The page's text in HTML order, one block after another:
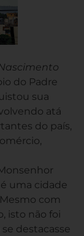
do Padre
sua
atá
do país,
uma cidade
com
isto não foi
destacasse